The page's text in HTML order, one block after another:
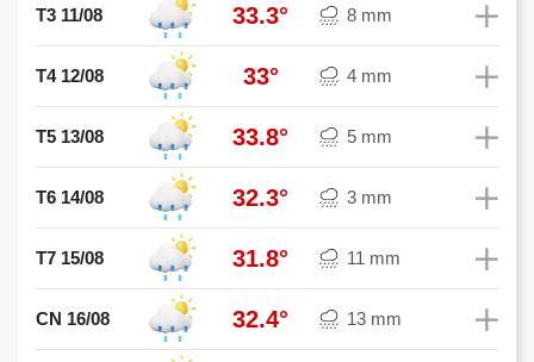
T3 11/08 33.3° 8 mm
T4 12/08 33° 4 mm
T5 13/08 33.8° 5 mm
T6 14/08 32.3° 3 mm
T7 15/08 31.8° 11 mm
CN 16/08 32.4° 13 mm